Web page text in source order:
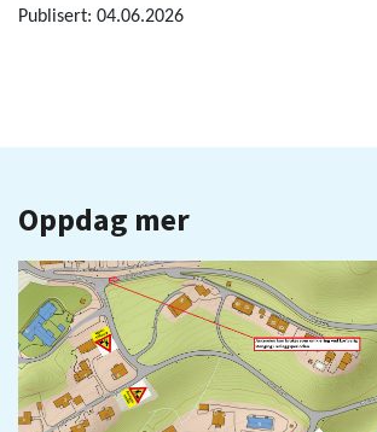
Publisert: 04.06.2026
Oppdag mer